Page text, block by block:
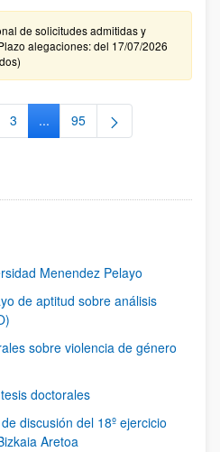
de solicitudes admitidas y
alegaciones: del 17/07/2026
Página
3 ...Páginas intermedias Use TAB
Página
95
Menendez Pelayo
de aptitud sobre análisis
sobre violencia de género
doctorales
discusión del 18º ejercicio
Aretoa